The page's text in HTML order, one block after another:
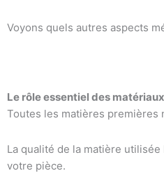
Voyons quels autres aspects
Le rôle essentiel des
Toutes les matières premières
La qualité de la matière
votre pièce.